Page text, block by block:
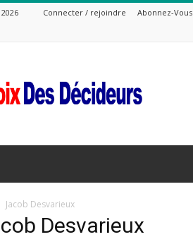
Connecter / rejoindre Abonnez-Vous
Voix
Des
Jacob Desvarieux
Desvarieux